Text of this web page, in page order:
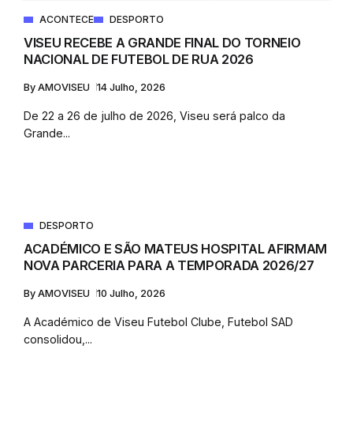
ACONTECE DESPORTO
VISEU RECEBE A GRANDE FINAL DO TORNEIO
NACIONAL DE FUTEBOL DE RUA 2026
By AMOVISEU 14 Julho, 2026
De 22 a 26 de julho de 2026, Viseu será palco da
Grande...
DESPORTO
ACADÉMICO E SÃO MATEUS HOSPITAL AFIRMAM
NOVA PARCERIA PARA A TEMPORADA 2026/27
By AMOVISEU 10 Julho, 2026
A Académico de Viseu Futebol Clube, Futebol SAD
consolidou,...